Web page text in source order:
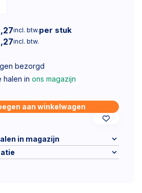
incl. btw.per stuk
incl. btw.
bezorgd
halen in ons magazijn
aan winkelwagen
in magazijn